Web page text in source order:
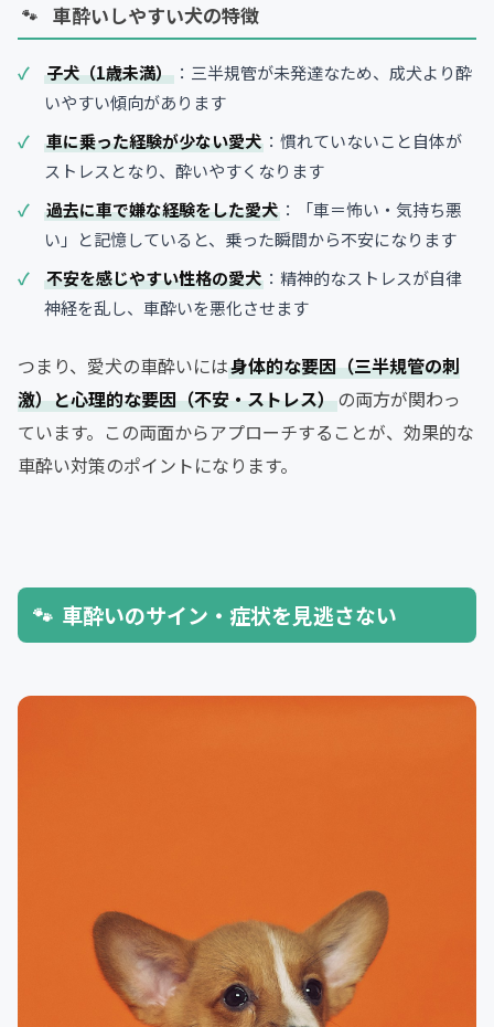
車酔いしやすい犬の特徴
子犬（1歳未満） ：三半規管が未発達なため、成犬より酔
いやすい傾向があります
車に乗った経験が少ない愛犬 ：慣れていないこと自体が
ストレスとなり、酔いやすくなります
過去に車で嫌な経験をした愛犬 ：「車＝怖い・気持ち悪
い」と記憶していると、乗った瞬間から不安になります
不安を感じやすい性格の愛犬 ：精神的なストレスが自律
神経を乱し、車酔いを悪化させます
つまり、愛犬の車酔いには身体的な要因（三半規管の刺
激）と心理的な要因（不安・ストレス）の両方が関わっ
ています。この両面からアプローチすることが、効果的な
車酔い対策のポイントになります。
車酔いのサイン・症状を見逃さない